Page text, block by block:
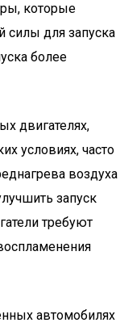
которые
силы для запуска
более
двигателях,
условиях, часто
воздуха
запуск
требуют
автомобилях